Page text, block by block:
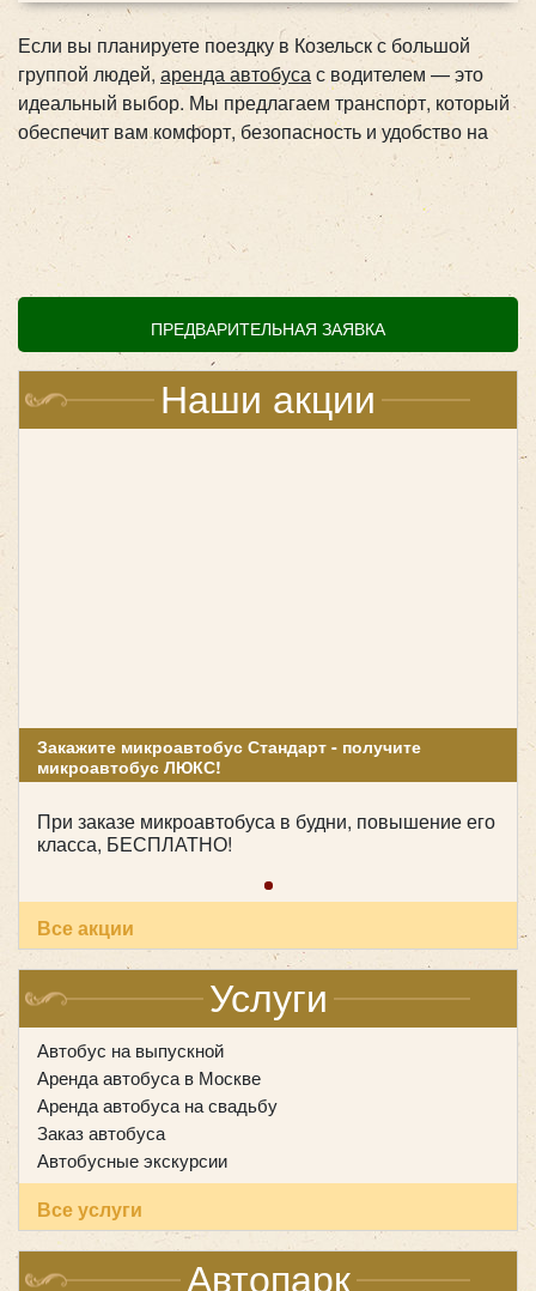
ПРЕДВАРИТЕЛЬНАЯ ЗАЯВКА
Наши акции
Закажите микроавтобус Стандарт - получите
микроавтобус ЛЮКС!
При заказе микроавтобуса в будни, повышение его
класса, БЕСПЛАТНО!
Все акции
Услуги
Автобус на выпускной
Аренда автобуса в Москве
Аренда автобуса на свадьбу
Заказ автобуса
Автобусные экскурсии
Все услуги
Автопарк
Если вы планируете поездку в Козельск с большой
группой людей, аренда автобусас водителем — это
идеальный выбор. Мы предлагаем транспорт, который
обеспечит вам комфорт, безопасность и удобство на
протяжении всего пути. Наша компания из Москвы
предоставляет широкий выбор автобусов,
соответствующих всем современным требованиям.
Будь то экскурсия, корпоратив или туристический тур,
мы позаботимся о том, чтобы ваше путешествие
прошло без забот.
Наши микроавтобусы:
Количество мест: 20
Mercedes Sprinter VIP-Party